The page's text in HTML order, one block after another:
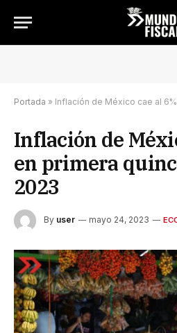
Portada » Inflación de México cae al 6% en
Inflación de
en primera
2023
By user mayo 24, 2023